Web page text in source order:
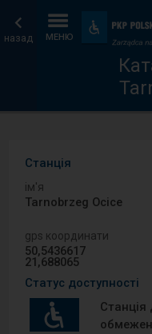
назад МЕНЮ
та
Станція
ім′я
Tarnobrzeg Ocice
gps координати
50,5436617
21,688065
Статус доступності